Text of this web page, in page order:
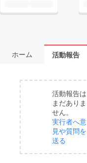
ホーム 活動報告
活動報告は
まだありま
せん。
実行者へ意
見や質問を
送る